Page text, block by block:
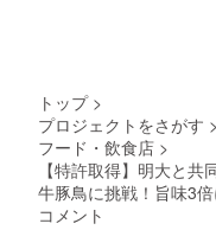
トップ >
プロジェクトをさがす >
フード・飲食店 >
【特許取得】明大と
牛豚鳥に挑戦！旨味3倍
コメント